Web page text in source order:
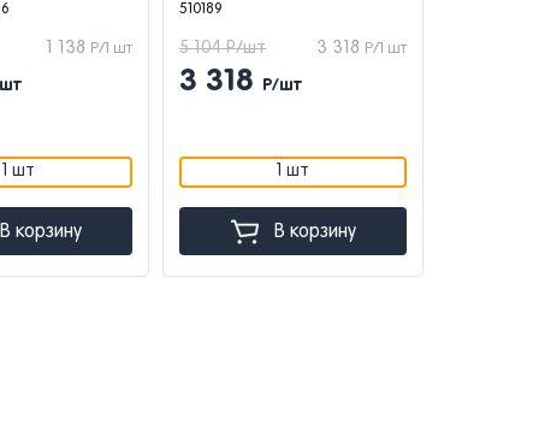
1 138 Р/1 шт
1 шт
В корзину
510189
3 318 Р/1 шт
5 104 Р/шт
3 318 Р/шт
1 шт
В корзину